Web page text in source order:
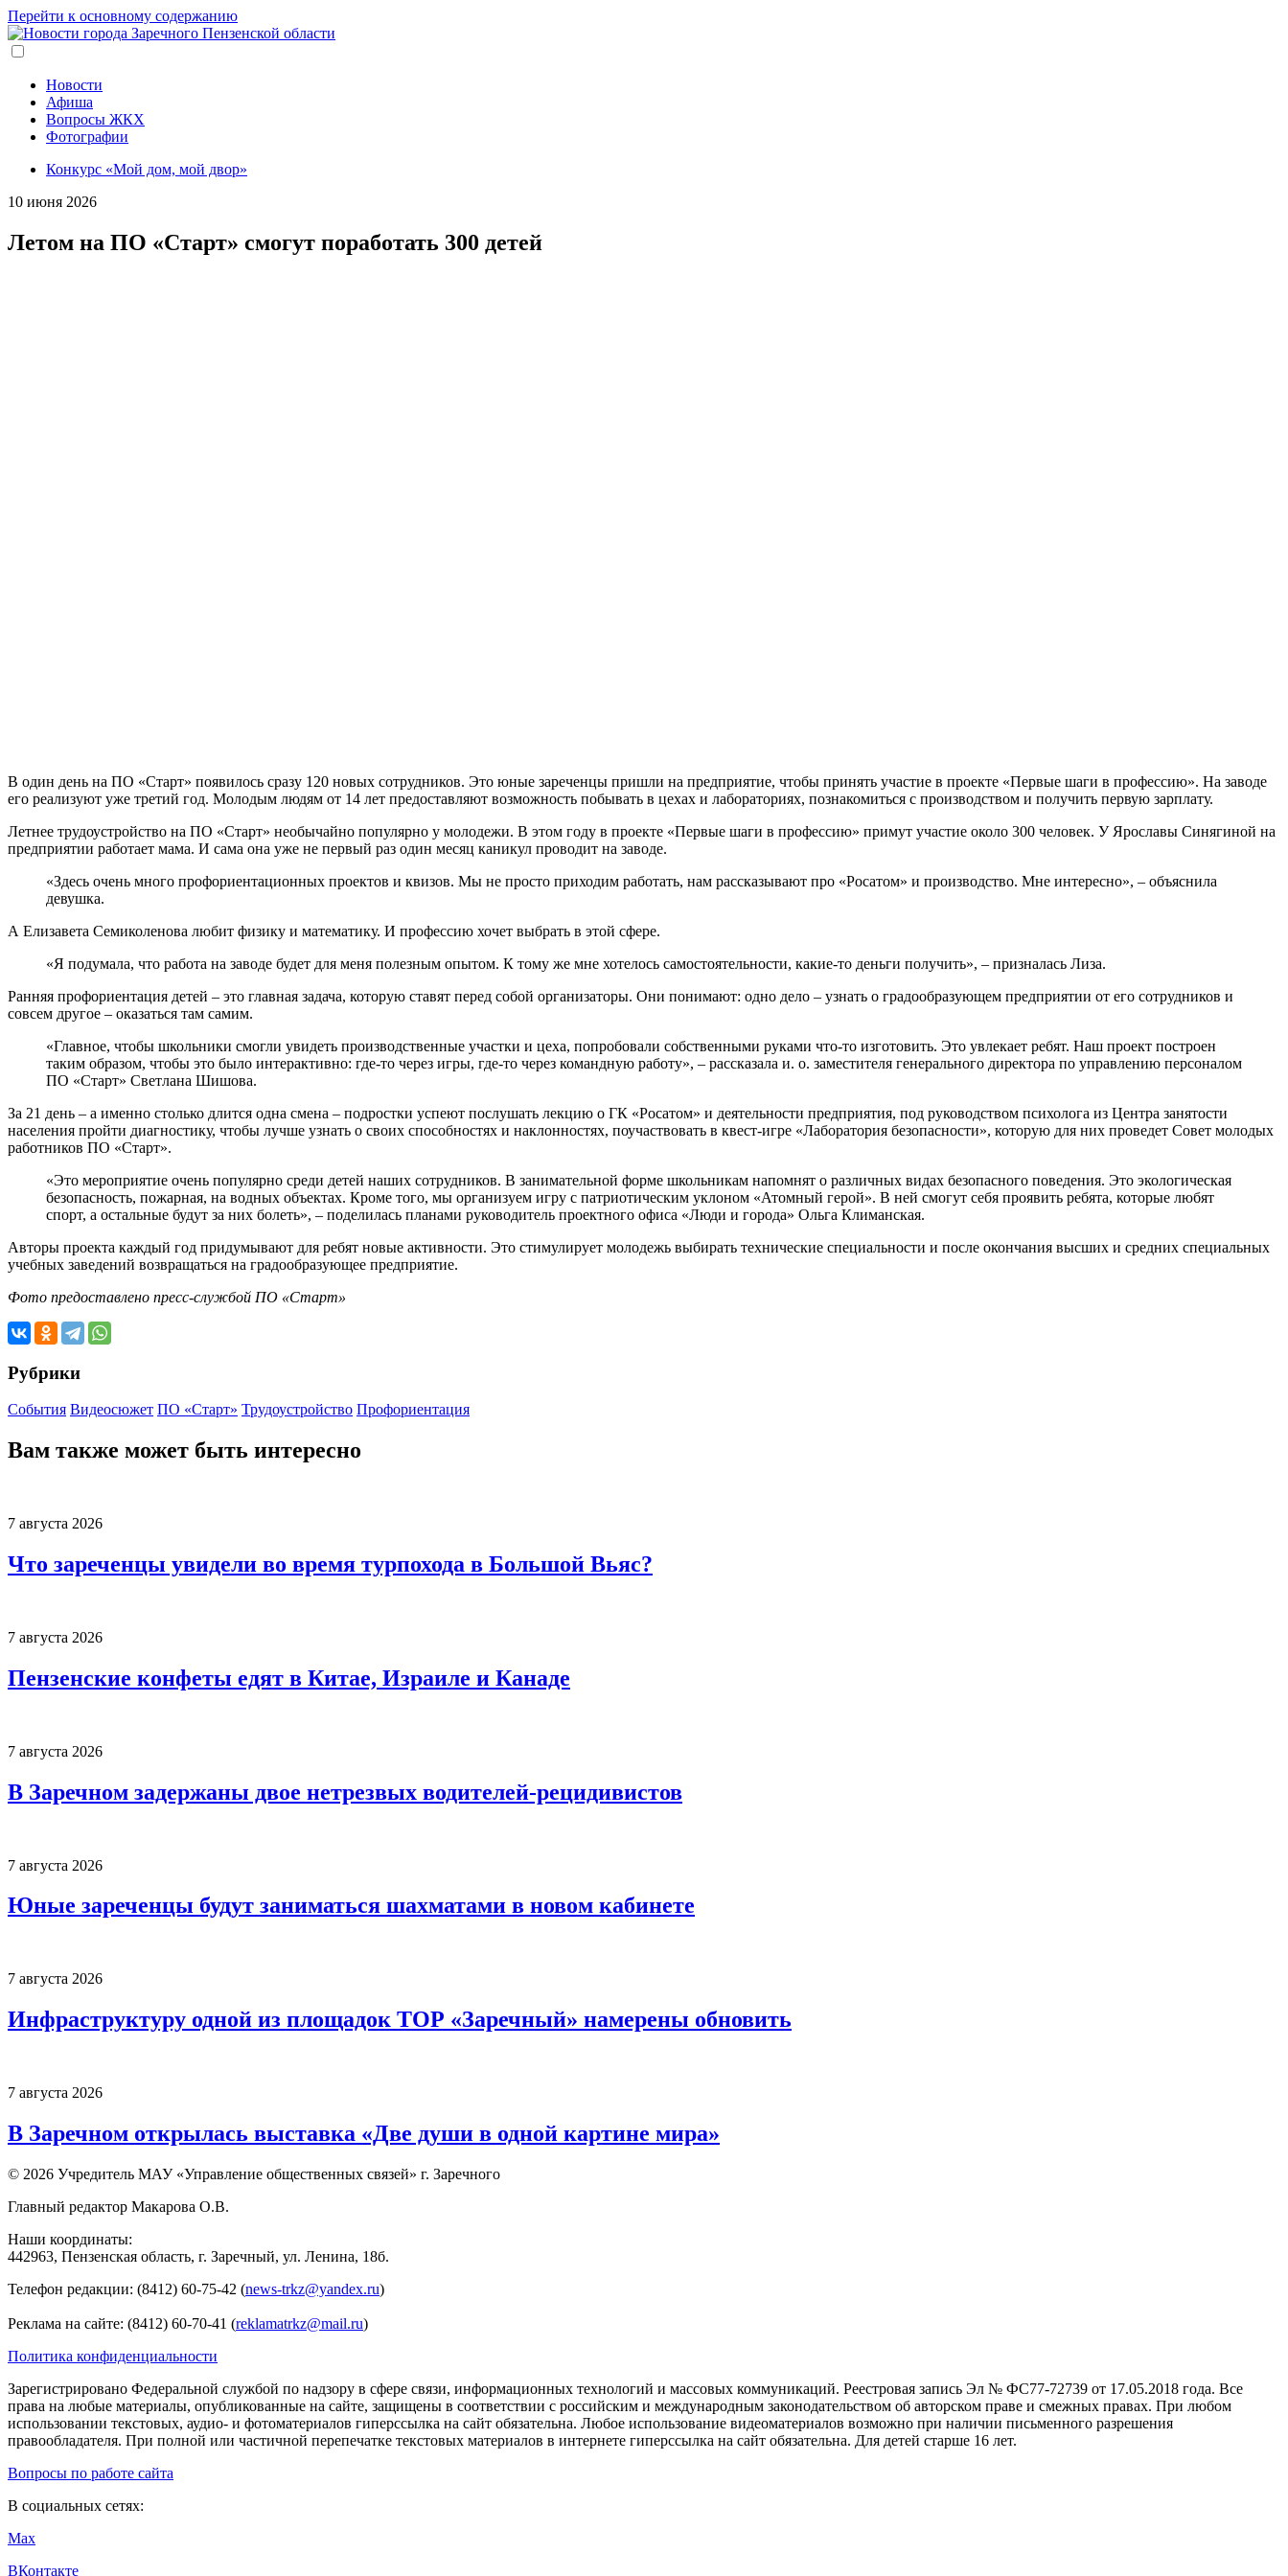
Перейти к основному содержанию
Новости
Афиша
Вопросы ЖКХ
Фотографии
Конкурс «Мой дом, мой двор»
10 июня 2026
Летом на ПО «Старт» смогут поработать 300 детей
В один день на ПО «Старт» появилось сразу 120 новых сотрудников. Это юные зареченцы пришли на предприятие, чтобы принять участие в проекте «Первые шаги в профессию». На заводе
его реализуют уже третий год. Молодым людям от 14 лет предоставляют возможность побывать в цехах и лабораториях, познакомиться с производством и получить первую зарплату.
Летнее трудоустройство на ПО «Старт» необычайно популярно у молодежи. В этом году в проекте «Первые шаги в профессию» примут участие около 300 человек. У Ярославы Синягиной на
предприятии работает мама. И сама она уже не первый раз один месяц каникул проводит на заводе.
«Здесь очень много профориентационных проектов и квизов. Мы не просто приходим работать, нам рассказывают про «Росатом» и производство. Мне интересно», – объяснила
девушка.
А Елизавета Семиколенова любит физику и математику. И профессию хочет выбрать в этой сфере.
«Я подумала, что работа на заводе будет для меня полезным опытом. К тому же мне хотелось самостоятельности, какие-то деньги получить», – призналась Лиза.
Ранняя профориентация детей – это главная задача, которую ставят перед собой организаторы. Они понимают: одно дело – узнать о градообразующем предприятии от его сотрудников и
совсем другое – оказаться там самим.
«Главное, чтобы школьники смогли увидеть производственные участки и цеха, попробовали собственными руками что-то изготовить. Это увлекает ребят. Наш проект построен
таким образом, чтобы это было интерактивно: где-то через игры, где-то через командную работу», – рассказала и. о. заместителя генерального директора по управлению персоналом
ПО «Старт» Светлана Шишова.
За 21 день – а именно столько длится одна смена – подростки успеют послушать лекцию о ГК «Росатом» и деятельности предприятия, под руководством психолога из Центра занятости
населения пройти диагностику, чтобы лучше узнать о своих способностях и наклонностях, поучаствовать в квест-игре «Лаборатория безопасности», которую для них проведет Совет молодых
работников ПО «Старт».
«Это мероприятие очень популярно среди детей наших сотрудников. В занимательной форме школьникам напомнят о различных видах безопасного поведения. Это экологическая
безопасность, пожарная, на водных объектах. Кроме того, мы организуем игру с патриотическим уклоном «Атомный герой». В ней смогут себя проявить ребята, которые любят
спорт, а остальные будут за них болеть», – поделилась планами руководитель проектного офиса «Люди и города» Ольга Климанская.
Авторы проекта каждый год придумывают для ребят новые активности. Это стимулирует молодежь выбирать технические специальности и после окончания высших и средних специальных
учебных заведений возвращаться на градообразующее предприятие.
Фото предоставлено пресс-службой ПО «Старт»
Рубрики
События Видеосюжет ПО «Старт» Трудоустройство Профориентация
Вам также может быть интересно
7 августа 2026
Что зареченцы увидели во время турпохода в Большой Вьяс?
7 августа 2026
Пензенские конфеты едят в Китае, Израиле и Канаде
7 августа 2026
В Заречном задержаны двое нетрезвых водителей-рецидивистов
7 августа 2026
Юные зареченцы будут заниматься шахматами в новом кабинете
7 августа 2026
Инфраструктуру одной из площадок ТОР «Заречный» намерены обновить
7 августа 2026
В Заречном открылась выставка «Две души в одной картине мира»
© 2026 Учредитель МАУ «Управление общественных связей» г. Заречного
Главный редактор Макарова О.В.
Наши координаты:
442963, Пензенская область, г. Заречный, ул. Ленина, 18б.
Телефон редакции: (8412) 60-75-42 (news-trkz@yandex.ru)
Реклама на сайте: (8412) 60-70-41 (reklamatrkz@mail.ru)
Политика конфиденциальности
Зарегистрировано Федеральной службой по надзору в сфере связи, информационных технологий и массовых коммуникаций. Реестровая запись Эл № ФС77-72739 от 17.05.2018 года. Все
права на любые материалы, опубликованные на сайте, защищены в соответствии с российским и международным законодательством об авторском праве и смежных правах. При любом
использовании текстовых, аудио- и фотоматериалов гиперссылка на сайт обязательна. Любое использование видеоматериалов возможно при наличии письменного разрешения
правообладателя. При полной или частичной перепечатке текстовых материалов в интернете гиперссылка на сайт обязательна. Для детей старше 16 лет.
Вопросы по работе сайта
В социальных сетях:
Max
ВКонтакте